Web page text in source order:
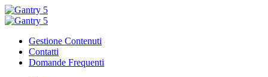
Gestione Contenuti
Contatti
Domande Frequenti